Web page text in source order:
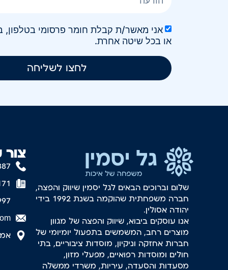
או בכל שיטה אחרת.
לחצו לשליחה
שלום וברוכים הבאים לגל יסמין שיווק והפצה,
חברה משפחתית שהוקמה בשנת 1992 בידי
יהודה אסולין.
אנו עוסקים ביבוא, שיווק והפצה של מגוון
מוצרים רחב, המשמשים בתפעול יומיומי של
חברות אחזקה וניקיון, מוסדות ציבוריים, בתי
חולים ומוסדות רפואיים, מפעלי מזון,
מסעדות והסעדה, עיריות, משרדי ממשלה